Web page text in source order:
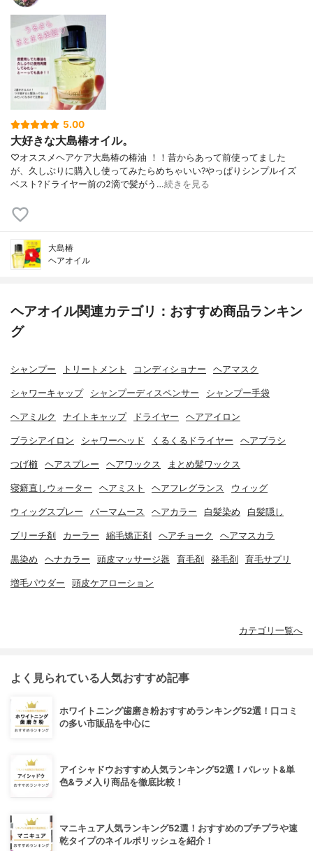
5.00
大好きな大島椿オイル。
♡オススメヘアケア大島椿の椿油 ！！昔からあって前使ってました
が、久しぶりに購入し使ってみたらめちゃいい?やっぱりシンプルイズ
ベスト?ドライヤー前の2滴で髪がう…続きを見る
大島椿
ヘアオイル
ヘアオイル関連カテゴリ：おすすめ商品ランキン
グ
シャンプー トリートメント コンディショナー ヘアマスク
シャワーキャップ シャンプーディスペンサー シャンプー手袋
ヘアミルク ナイトキャップ ドライヤー ヘアアイロン
ブラシアイロン シャワーヘッド くるくるドライヤー ヘアブラシ
つげ櫛 ヘアスプレー ヘアワックス まとめ髪ワックス
寝癖直しウォーター ヘアミスト ヘアフレグランス ウィッグ
ウィッグスプレー パーマムース ヘアカラー 白髪染め 白髪隠し
ブリーチ剤 カーラー 縮毛矯正剤 ヘアチョーク ヘアマスカラ
黒染め ヘナカラー 頭皮マッサージ器 育毛剤 発毛剤 育毛サプリ
増毛パウダー 頭皮ケアローション
カテゴリ一覧へ
よく見られている人気おすすめ記事
ホワイトニング歯磨き粉おすすめランキング52選！口コミ
の多い市販品を中心に
アイシャドウおすすめ人気ランキング52選！パレット&単
色&ラメ入り商品を徹底比較！
マニキュア人気ランキング52選！おすすめのプチプラや速
乾タイプのネイルポリッシュを紹介！